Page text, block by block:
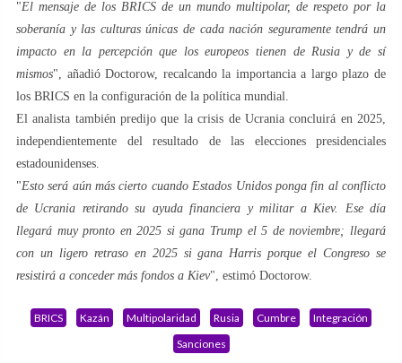
"El mensaje de los BRICS de un mundo multipolar, de respeto por la
soberanía y las culturas únicas de cada nación seguramente tendrá un
impacto en la percepción que los europeos tienen de Rusia y de sí
mismos", añadió Doctorow, recalcando la importancia a largo plazo de
los BRICS en la configuración de la política mundial.
El analista también predijo que la crisis de Ucrania concluirá en 2025,
independientemente del resultado de las elecciones presidenciales
estadounidenses.
"Esto será aún más cierto cuando Estados Unidos ponga fin al conflicto
de Ucrania retirando su ayuda financiera y militar a Kiev. Ese día
llegará muy pronto en 2025 si gana Trump el 5 de noviembre; llegará
con un ligero retraso en 2025 si gana Harris porque el Congreso se
resistirá a conceder más fondos a Kiev", estimó Doctorow.
BRICS Kazán Multipolaridad Rusia Cumbre
Integración
Sanciones